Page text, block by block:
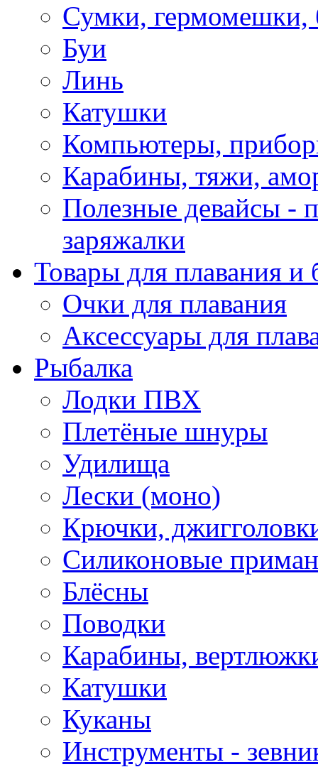
Сумки, гермомешки,
Буи
Линь
Катушки
Компьютеры,
Карабины, тяжи,
Полезные девайсы -
заряжалки
Товары для плавания и
Очки для плавания
Аксессуары для
Рыбалка
Лодки ПВХ
Плетёные шнуры
Удилища
Лески (моно)
Крючки,
Силиконовые
Блёсны
Поводки
Карабины,
Катушки
Куканы
Инструменты -